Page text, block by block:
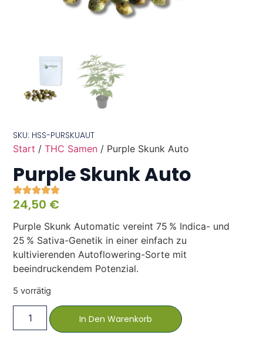
SKU: HSS-PURSKUAUT
Start /THC Samen / Purple Skunk Auto
Purple Skunk Auto
24,50 €
Purple Skunk Automatic vereint 75 % Indica- und
25 % Sativa-Genetik in einer einfach zu
kultivierenden Autoflowering-Sorte mit
beeindruckendem Potenzial.
5 vorrätig
In Den Warenkorb